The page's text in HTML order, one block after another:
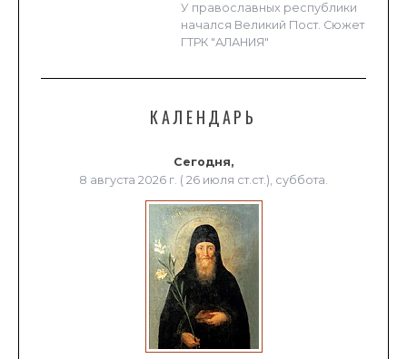
У православных республики
начался Великий Пост. Сюжет
ГТРК "АЛАНИЯ"
КАЛЕНДАРЬ
Сегодня,
8 августа 2026 г. ( 26 июля ст.ст.), суббота.